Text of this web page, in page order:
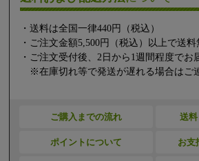
・送料は全国一律440円（税込）
・ご注文金額5,500円（税込）以上で送料
・ご注文受付後、2日から1週間程度でお
※在庫切れ等で発送が遅れる場合はご
ご購入までの流れ 送
ポイントについて お支